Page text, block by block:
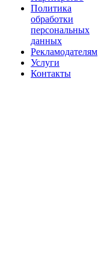
Политика
обработки
персональных
данных
Рекламодателям
Услуги
Контакты